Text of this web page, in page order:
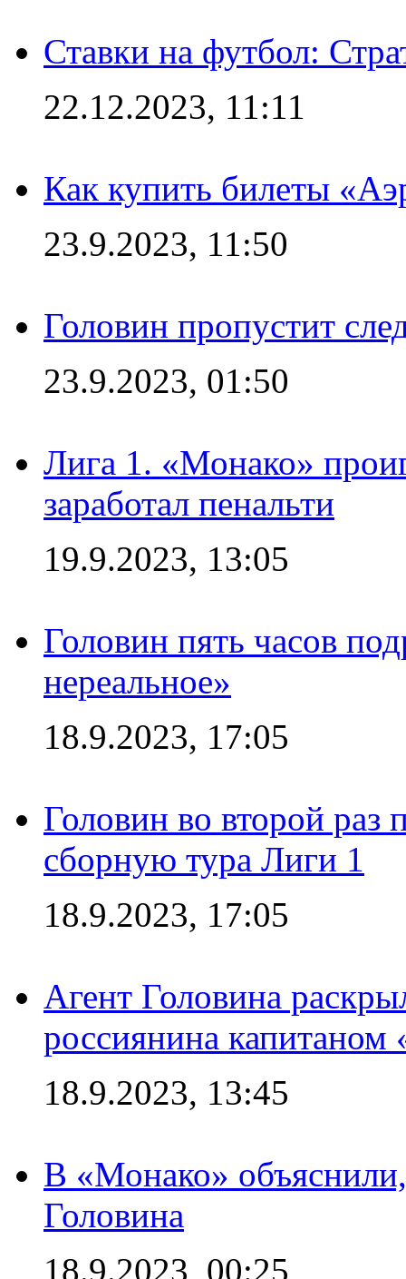
Ставки на футбол:
22.12.2023, 11:11
Как купить билеты
23.9.2023, 11:50
Головин пропустит
23.9.2023, 01:50
Лига 1. «Монако»
заработал пенальти
19.9.2023, 13:05
Головин пять часов
нереальное»
18.9.2023, 17:05
Головин во второй раз
сборную тура Лиги 1
18.9.2023, 17:05
Агент Головина
россиянина
18.9.2023, 13:45
В «Монако»
Головина
18.9.2023, 00:25